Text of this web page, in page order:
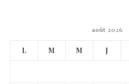
août 2026
L M M J